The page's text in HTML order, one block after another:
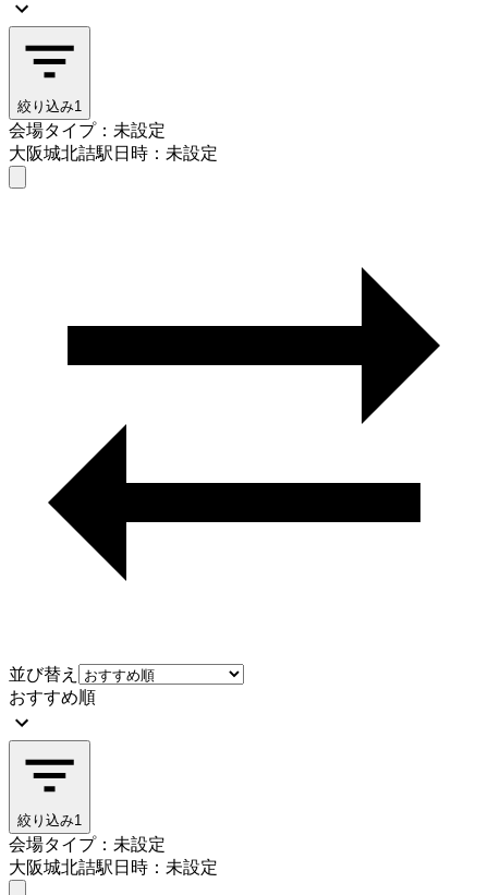
絞り込み1
会場タイプ：未設定
大阪城北詰駅日時：未設定
並び替え
おすすめ順
絞り込み1
会場タイプ：未設定
大阪城北詰駅日時：未設定